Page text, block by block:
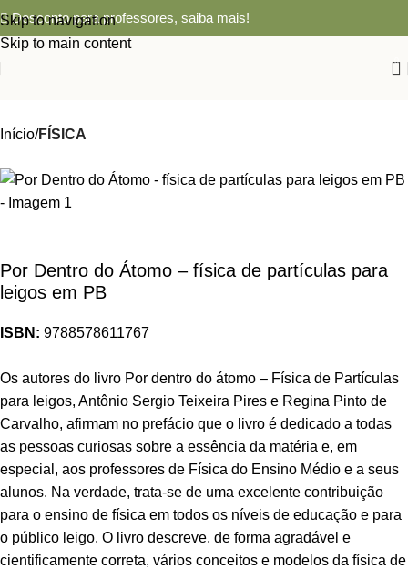
Skip to navigation
Skip to main content
Desconto para professores, saiba mais!
0
Início FÍSICA
Por Dentro do Átomo – física de partículas para
leigos em PB
ISBN: 9788578611767
Os autores do livro Por dentro do átomo – Física de Partículas
para leigos, Antônio Sergio Teixeira Pires e Regina Pinto de
Carvalho, afirmam no prefácio que o livro é dedicado a todas
as pessoas curiosas sobre a essência da matéria e, em
especial, aos professores de Física do Ensino Médio e a seus
alunos. Na verdade, trata-se de uma excelente contribuição
para o ensino de física em todos os níveis de educação e para
o público leigo. O livro descreve, de forma agradável e
cientificamente correta, vários conceitos e modelos da física de